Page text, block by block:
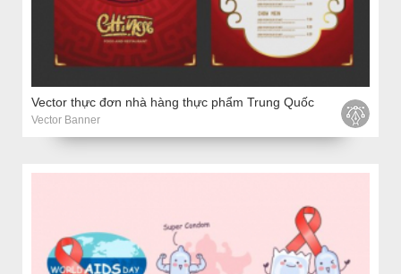
Vector thực đơn nhà hàng thực phẩm Trung Quốc
Vector Banner